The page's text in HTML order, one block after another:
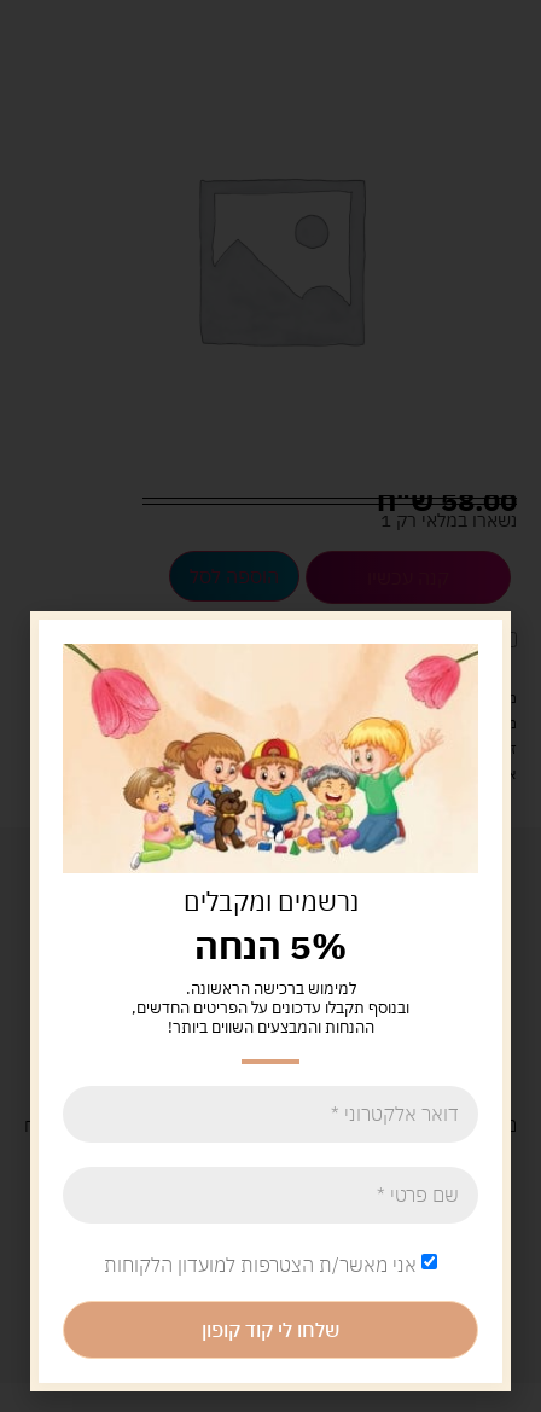
58.00ש"ח
נשארו במלאי רק 1
הוספה לסל
לארוז את המוצר באריזת מתנה5.00 ש"ח ?
מעל 329 ש"ח, משלוח עם שליח עד הבית חינם! – 0 ₪
משלוח עם שליח עד הבית: 29 ש"ח
זמן אספקה: עד 4 ימי עסקים.
איסוף עצמי: מ"ביתר טויס" רחוב בניין דוד 18, ביתר עילית.
משלוח חינםבקנייה מעל 329 ש"ח
נרשמים ומקבלים
5% הנחה
למימוש ברכישה הראשונה.
ובנוסף תקבלו עדכונים על הפריטים החדשים,
ההנחות והמבצעים השווים ביותר!
אני מאשר/ת הצטרפות למועדון הלקוחות
שלחו לי קוד קופון